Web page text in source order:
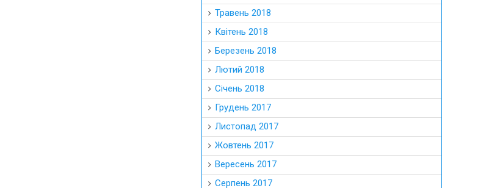
Травень 2018
Квітень 2018
Березень 2018
Лютий 2018
Січень 2018
Грудень 2017
Листопад 2017
Жовтень 2017
Вересень 2017
Серпень 2017